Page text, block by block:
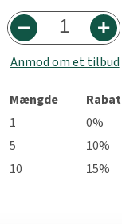
Anmod om et tilbud
Mængde Rabat
1
0%
5
10%
10
15%